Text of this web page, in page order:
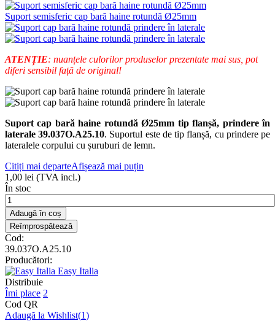
Suport semisferic cap bară haine rotundă Ø25mm
ATENȚIE: nuanțele culorilor produselor prezentate mai sus, pot
diferi sensibil față de original!
Suport cap bară haine rotundă Ø25mm tip flanșă, prindere în
laterale 39.037O.A25.10. Suportul este de tip flanșă, cu prindere pe
lateralele corpului cu șuruburi de lemn.
Citiți mai departeAfișează mai puțin
1,00 lei (TVA incl.)
În stoc
Adaugă în coș
Cod:
39.037O.A25.10
Producători:
Easy Italia
Distribuie
Îmi place 2
Cod QR
Adaugă la Wishlist(1)